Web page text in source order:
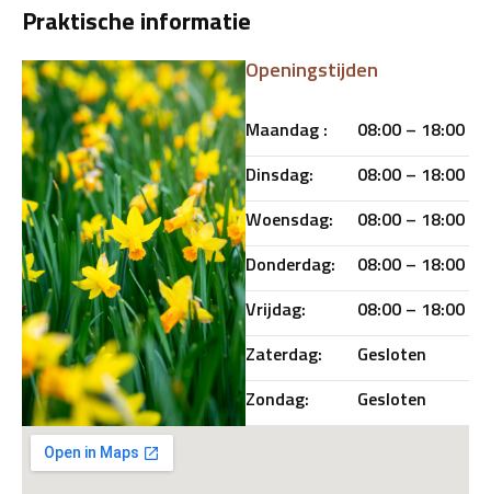
Praktische informatie
Openingstijden
Maandag :
08:00 – 18:00
Dinsdag:
08:00 – 18:00
Woensdag:
08:00 – 18:00
Donderdag:
08:00 – 18:00
Vrijdag:
08:00 – 18:00
Zaterdag:
Gesloten
Zondag:
Gesloten